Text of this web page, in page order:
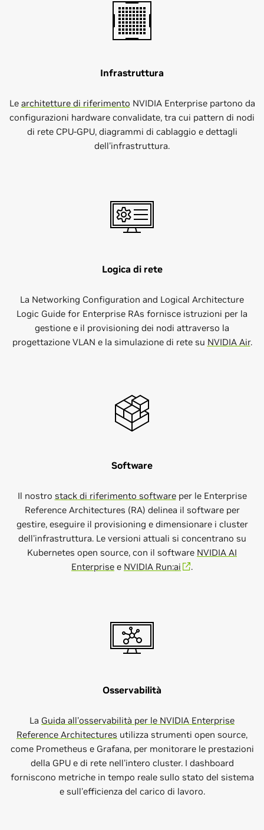
Infrastruttura
Le architetture di riferimento NVIDIA Enterprise partono da
configurazioni hardware convalidate, tra cui pattern di nodi
di rete CPU-GPU, diagrammi di cablaggio e dettagli
dell'infrastruttura.
Logica di rete
La Networking Configuration and Logical Architecture
Logic Guide for Enterprise RAs fornisce istruzioni per la
gestione e il provisioning dei nodi attraverso la
progettazione VLAN e la simulazione di rete su NVIDIA Air.
Software
Il nostro stack di riferimento softwareper le Enterprise
Reference Architectures (RA) delinea il software per
gestire, eseguire il provisioning e dimensionare i cluster
dell'infrastruttura. Le versioni attuali si concentrano su
Kubernetes open source, con il software NVIDIA AI
Enterprise e NVIDIA Run:ai .
Osservabilità
La Guida all'osservabilità per le NVIDIA Enterprise
Reference Architectures utilizza strumenti open source,
come Prometheus e Grafana, per monitorare le prestazioni
della GPU e di rete nell'intero cluster. I dashboard
forniscono metriche in tempo reale sullo stato del sistema
e sull'efficienza del carico di lavoro.